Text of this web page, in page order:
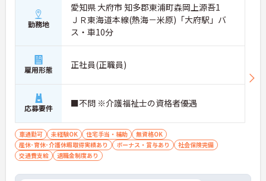
勤務地
愛知県 大府市 知多郡東浦町森岡上源吾1
ＪＲ東海道本線(熱海－米原)「大府駅」バ
ス・車10分
雇用形態 正社員(正職員)
応募要件 ■不問 ※介護福祉士の資格者優遇
車通勤可 未経験OK 住宅手当・補助
無資格OK
産休･育休･介護休暇取得実績あり
ボーナス・賞与あり
社会保険完備
交通費支給
退職金制度あり